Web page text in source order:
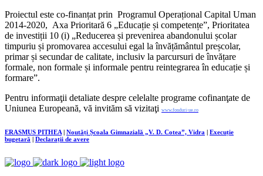
Proiectul este co-finanțat prin Programul Operațional Capital Uman
2014-2020, Axa Prioritară 6 „Educație și competențe”, Prioritatea
de investiții 10 (i) „Reducerea și prevenirea abandonului școlar
timpuriu și promovarea accesului egal la învățământul preșcolar,
primar și secundar de calitate, inclusiv la parcursuri de învățare
formale, non formale și informale pentru reintegrarea în educație și
formare”.
Pentru informaţii detaliate despre celelalte programe cofinanţate de
Uniunea Europeană, vă invităm să vizitaţi www.fonduri-ue.ro
ERASMUS PITHEA | Noutăți Școala Gimnazială „V. D. Cotea”, Vidra | Execuție
bugetară | Declarații de avere